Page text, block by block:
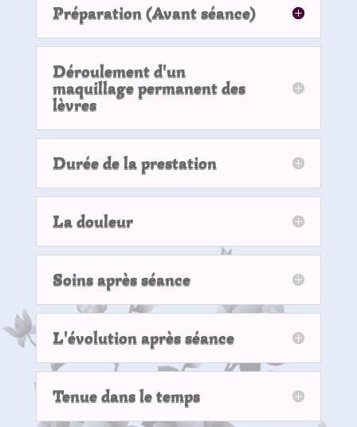
Préparation (Avant séance)
Déroulement d'un
maquillage permanent des
lèvres
Durée de la prestation
La douleur
Soins après séance
L'évolution après séance
Tenue dans le temps